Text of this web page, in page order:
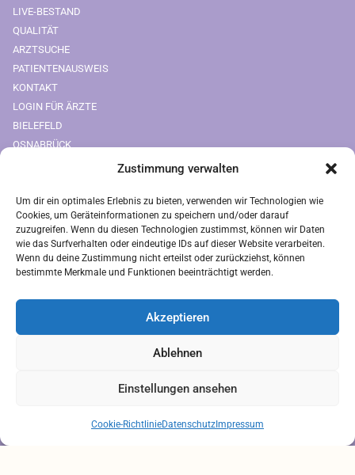
Zustimmung verwalten
Um dir ein optimales Erlebnis zu bieten, verwenden wir Technologien wie
Cookies, um Geräteinformationen zu speichern und/oder darauf
zuzugreifen. Wenn du diesen Technologien zustimmst, können wir Daten
wie das Surfverhalten oder eindeutige IDs auf dieser Website verarbeiten.
Wenn du deine Zustimmung nicht erteilst oder zurückziehst, können
bestimmte Merkmale und Funktionen beeinträchtigt werden.
Akzeptieren
Ablehnen
Einstellungen ansehen
Cookie-RichtlinieDatenschutz Impressum
LIVE-BESTAND
QUALITÄT
ARZTSUCHE
PATIENTENAUSWEIS
KONTAKT
LOGIN FÜR ÄRZTE
BIELEFELD
OSNABRÜCK
FREIUMSCHLAG AUSDRUCKEN
Rechtliches
AGB
VERSANDARTEN
Brauchen Sie Hilfe?